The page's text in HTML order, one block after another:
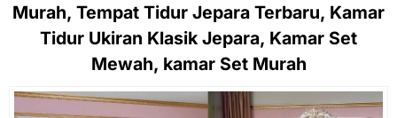
Murah, Tempat Tidur Jepara Terbaru, Kamar
Tidur Ukiran Klasik Jepara, Kamar Set
Mewah, kamar Set Murah